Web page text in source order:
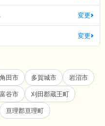
変更
変更
角田市 多賀城市 岩沼市
富谷市 刈田郡蔵王町
亘理郡亘理町